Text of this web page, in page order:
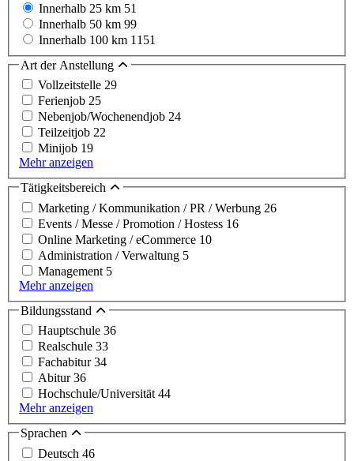
Innerhalb 25 km 51
Innerhalb 50 km 99
Innerhalb 100 km 1151
Art der Anstellung
Vollzeitstelle 29
Ferienjob 25
Nebenjob/Wochenendjob 24
Teilzeitjob 22
Minijob 19
Mehr anzeigen
Tätigkeitsbereich
Marketing / Kommunikation / PR / Werbung 26
Events / Messe / Promotion / Hostess 16
Online Marketing / eCommerce 10
Administration / Verwaltung 5
Management 5
Mehr anzeigen
Bildungsstand
Hauptschule 36
Realschule 33
Fachabitur34
Abitur36
Hochschule/Universität44
Mehr anzeigen
Sprachen
Deutsch 46